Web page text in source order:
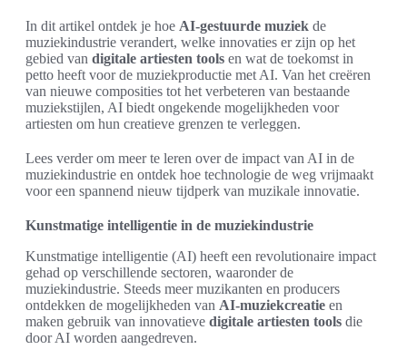
In dit artikel ontdek je hoe AI-gestuurde muziek de
muziekindustrie verandert, welke innovaties er zijn op het
gebied van digitale artiesten tools en wat de toekomst in
petto heeft voor de muziekproductie met AI. Van het creëren
van nieuwe composities tot het verbeteren van bestaande
muziekstijlen, AI biedt ongekende mogelijkheden voor
artiesten om hun creatieve grenzen te verleggen.
Lees verder om meer te leren over de impact van AI in de
muziekindustrie en ontdek hoe technologie de weg vrijmaakt
voor een spannend nieuw tijdperk van muzikale innovatie.
Kunstmatige intelligentie in de muziekindustrie
Kunstmatige intelligentie (AI) heeft een revolutionaire impact
gehad op verschillende sectoren, waaronder de
muziekindustrie. Steeds meer muzikanten en producers
ontdekken de mogelijkheden van AI-muziekcreatie en
maken gebruik van innovatieve digitale artiesten tools die
door AI worden aangedreven.